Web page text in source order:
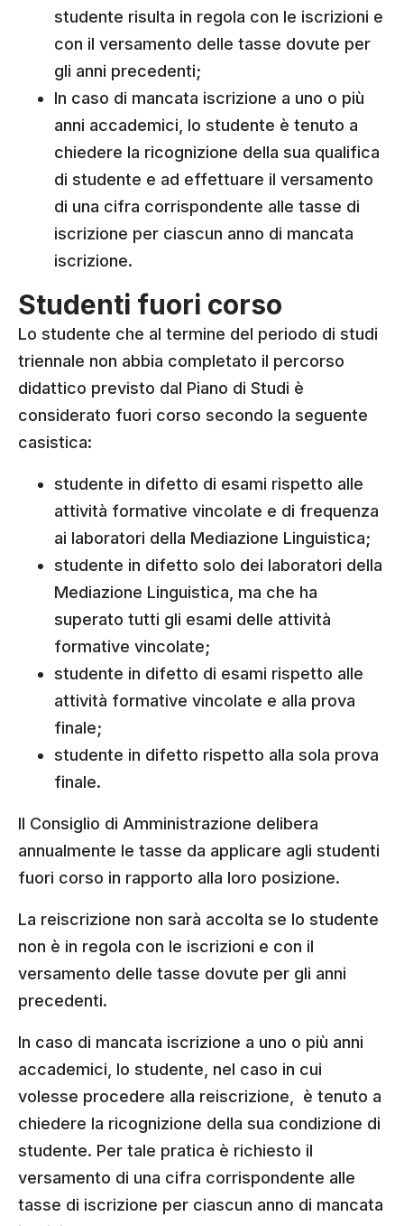
studente risulta in regola con le iscrizioni e
con il versamento delle tasse dovute per
gli anni precedenti;
In caso di mancata iscrizione a uno o più
anni accademici, lo studente è tenuto a
chiedere la ricognizione della sua qualifica
di studente e ad effettuare il versamento
di una cifra corrispondente alle tasse di
iscrizione per ciascun anno di mancata
iscrizione.
Studenti fuori corso
Lo studente che al termine del periodo di studi
triennale non abbia completato il percorso
didattico previsto dal Piano di Studi è
considerato fuori corso secondo la seguente
casistica:
studente in difetto di esami rispetto alle
attività formative vincolate e di frequenza
ai laboratori della Mediazione Linguistica;
studente in difetto solo dei laboratori della
Mediazione Linguistica, ma che ha
superato tutti gli esami delle attività
formative vincolate;
studente in difetto di esami rispetto alle
attività formative vincolate e alla prova
finale;
studente in difetto rispetto alla sola prova
finale.
Il Consiglio di Amministrazione delibera
annualmente le tasse da applicare agli studenti
fuori corso in rapporto alla loro posizione.
La reiscrizione non sarà accolta se lo studente
non è in regola con le iscrizioni e con il
versamento delle tasse dovute per gli anni
precedenti.
In caso di mancata iscrizione a uno o più anni
accademici, lo studente, nel caso in cui
volesse procedere alla reiscrizione, è tenuto a
chiedere la ricognizione della sua condizione di
studente. Per tale pratica è richiesto il
versamento di una cifra corrispondente alle
tasse di iscrizione per ciascun anno di mancata